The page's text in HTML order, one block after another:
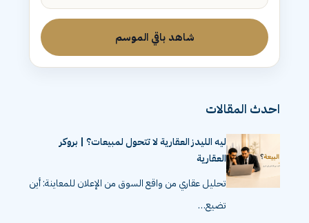
شاهد باقي الموسم
احدث المقالات
ليه الليدز العقارية لا تتحول لمبيعات؟ | بروكر
العقارية
تحليل عقاري من واقع السوق من الإعلان للمعاينة: أين
تضيع…